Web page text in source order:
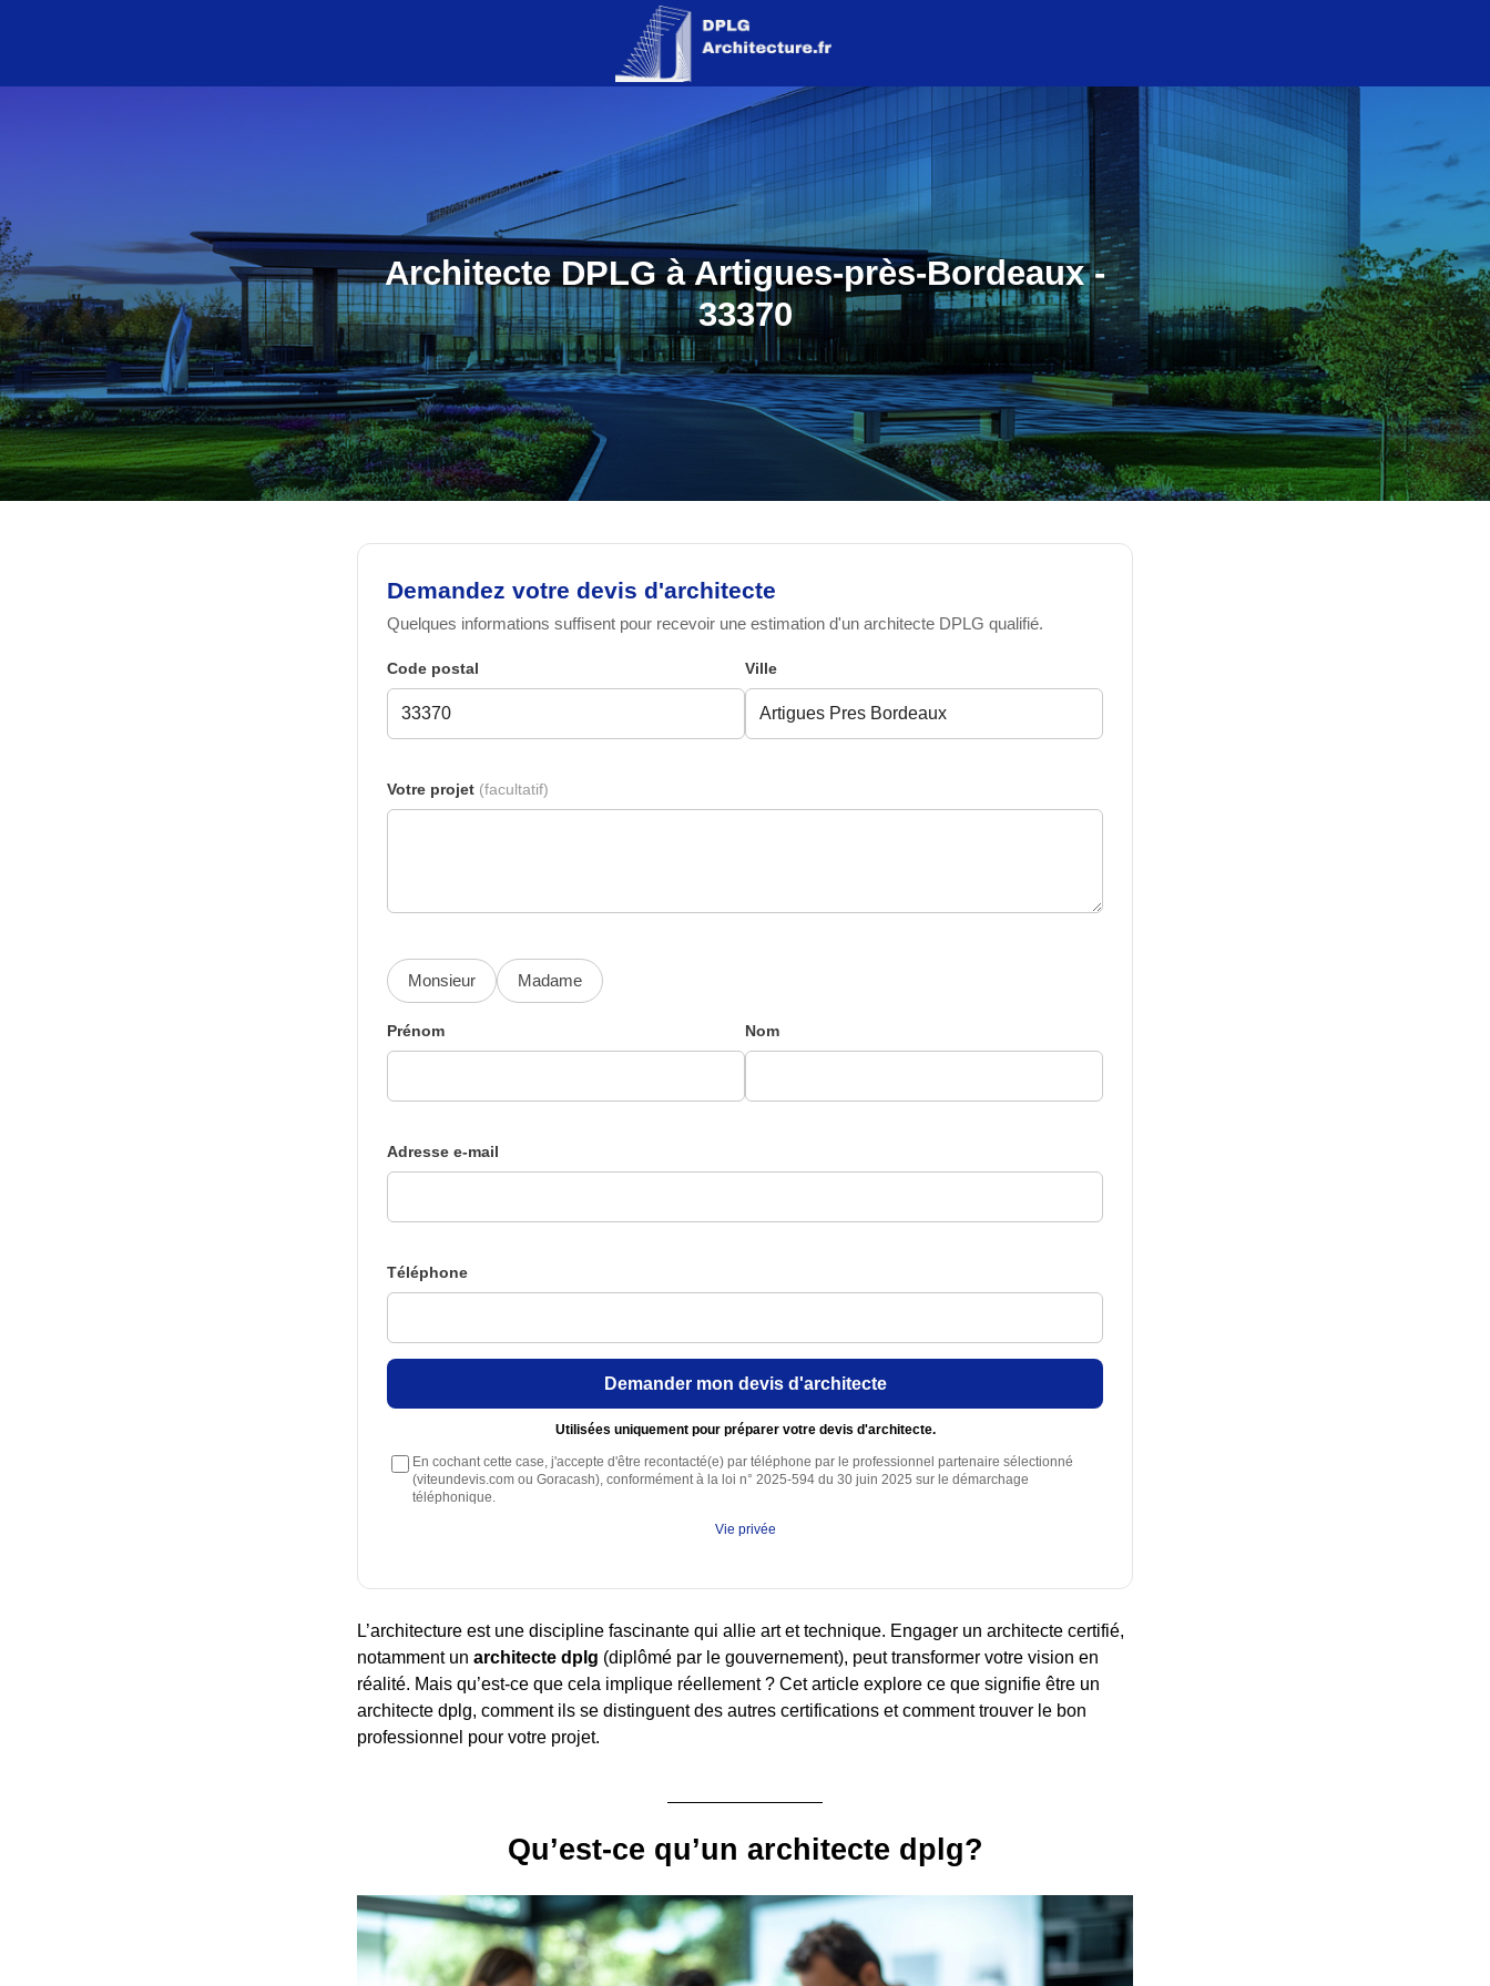
Architecte DPLG à Artigues-près-Bordeaux -
33370
Demandez votre devis d'architecte
Quelques informations suffisent pour recevoir une estimation d'un architecte DPLG qualifié.
Code postal Ville
Votre projet (facultatif)
Monsieur Madame
Prénom Nom
Adresse e-mail
Téléphone
Demander mon devis d'architecte
Utilisées uniquement pour préparer votre devis d'architecte.
En cochant cette case, j'accepte d'être recontacté(e) par téléphone par le professionnel partenaire sélectionné
(viteundevis.com ou Goracash), conformément à la loi n° 2025-594 du 30 juin 2025 sur le démarchage
téléphonique.
Vie privée
L’architecture est une discipline fascinante qui allie art et technique. Engager un architecte certifié,
notamment un architecte dplg (diplômé par le gouvernement), peut transformer votre vision en
réalité. Mais qu’est-ce que cela implique réellement ? Cet article explore ce que signifie être un
architecte dplg, comment ils se distinguent des autres certifications et comment trouver le bon
professionnel pour votre projet.
Qu’est-ce qu’un architecte dplg?